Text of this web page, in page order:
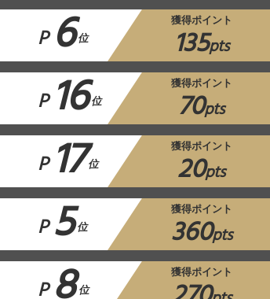
P 6位
獲得ポイント
135pts
P 16位
獲得ポイント
70pts
P 17 位
獲得ポイント
20pts
P 5位
獲得ポイント
360pts
P 位
獲得ポイント